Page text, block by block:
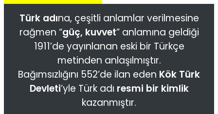
Türk adına, çeşitli anlamlar verilmesine
rağmen “güç, kuvvet” anlamına geldiği
1911’de yayınlanan eski bir Türkçe
metinden anlaşılmıştır.
Bağımsızlığını 552’de ilan eden Kök Türk
Devleti’yle Türk adı resmi bir kimlik
kazanmıştır.